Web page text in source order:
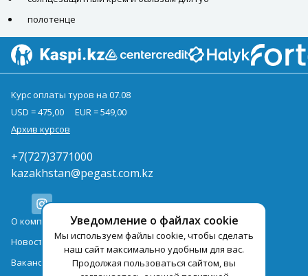
полотенце
Уведомление о файлах cookie
Мы используем файлы cookie, чтобы сделать
наш сайт максимально удобным для вас.
Продолжая пользоваться сайтом, вы
Курс оплаты туров на 07.08
USD = 475,00
EUR = 549,00
Архив курсов
+7(727)3771000
kazakhstan@pegast.com.kz
О компании
Новости
Вакансии